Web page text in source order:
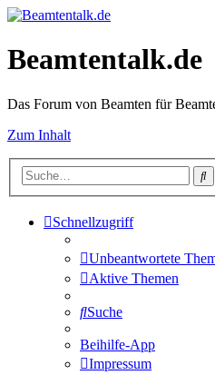
Beamtentalk.de
Das Forum von Beamten für
Zum Inhalt
Schnellzugriff
Unbeantwortete
Aktive Themen
Suche
Beihilfe-App
Impressum